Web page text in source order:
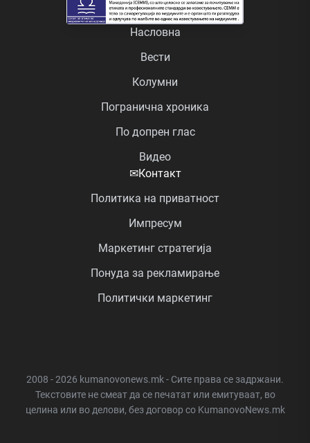
Насловна
Вести
Колумни
Погранична хроника
По допрен глас
Видео
✉Контакт
Политика на приватност
Импресум
Маркетинг стратегија
Понуда за рекламирање
Политички маркетинг
2008 - 2026 kumanovonews.mk - Сите права се задржани.
Текстовите не смеат да се печатат или емитуваат, во
целина или во делови, без договор со KumanovoNews.mk